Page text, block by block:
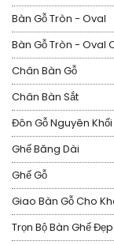
Bàn Gỗ Tròn - Oval
Bàn Gỗ Tròn - Oval
Chân Bàn Gỗ
Chân Bàn Sắt
Đôn Gỗ Nguyên Khối
Ghế Băng Dài
Ghế Gỗ
Giao Bàn Gỗ Cho
Trọn Bộ Bàn Ghế Đẹp